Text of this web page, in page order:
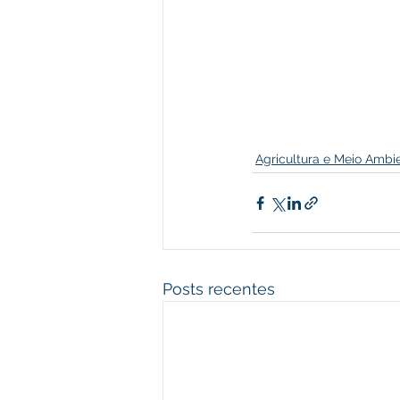
Agricultura e Meio
Posts recentes